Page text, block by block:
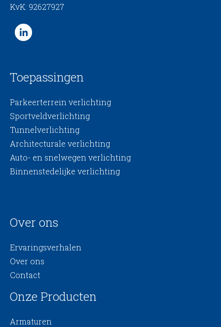
KvK: 92627927
Toepassingen
Parkeerterrein verlichting
Sportveldverlichting
Tunnelverlichting
Architecturale verlichting
Auto- en snelwegen verlichting
Binnenstedelijke verlichting
Over ons
Ervaringsverhalen
Over ons
Contact
Onze Producten
Armaturen